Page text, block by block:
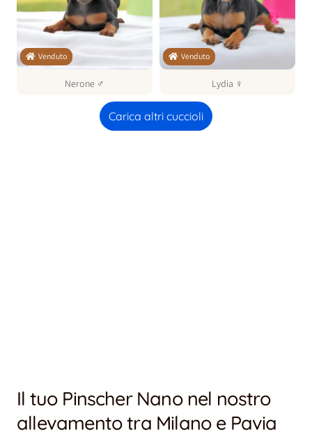
Venduto
Nerone ♂
Venduto
Lydia ♀
Carica altri cuccioli
Il tuo Pinscher Nano nel nostro
allevamento tra Milano e Pavia